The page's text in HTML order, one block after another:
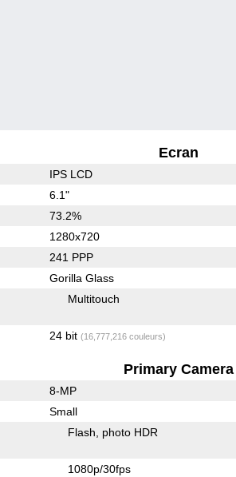
Ecran
IPS LCD
6.1"
73.2%
1280x720
241 PPP
Gorilla Glass
Multitouch
24 bit (16,777,216 couleurs)
Primary Camera
8-MP
Small
Flash photo HDR
1080p/30fps